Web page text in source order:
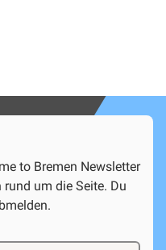
to Bremen Newsletter
um die Seite. Du